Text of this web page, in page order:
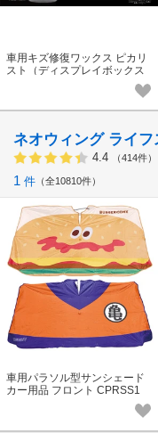
車用キズ修復ワックス ピカリ
スト（ディスプレイボックス
ネオウィング ライフ
4.4 （414件）
1 件 全10810件
車用パラソル型サンシェード
カー用品 フロント CPRSS1